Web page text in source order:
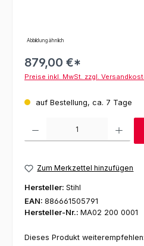
Abbildung ähnlich
879,00 €*
Preise inkl. MwSt. zzgl.
auf Bestellung, ca. 7 Tage
Zum Merkzettel hinzufügen
Hersteller: Stihl
EAN: 886661505791
Hersteller-Nr.: MA02 200 0001
Dieses Produkt weiterempfehlen: